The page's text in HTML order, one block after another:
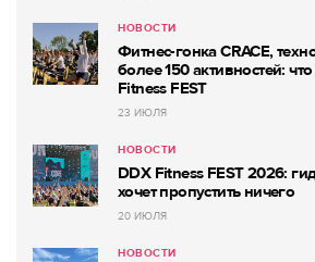
НОВОСТИ
Фитнес-гонка CRACE,
более 150 активностей:
Fitness FEST
23 ИЮЛЯ
НОВОСТИ
DDX Fitness FEST 2026:
хочет пропустить ничего
20 ИЮЛЯ
НОВОСТИ